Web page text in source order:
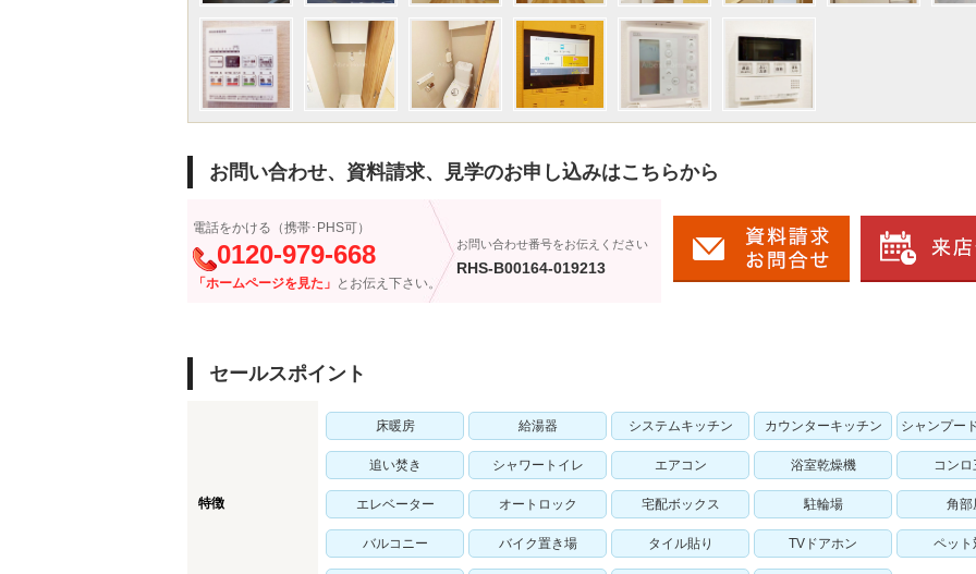
お問い合わせ、資料請求、見学のお申し込みはこちらから
電話をかける（携帯･PHS可）
0120-979-668
「ホームページを見た」 とお伝え下さい。
お問い合わせ番号をお伝えください
RHS-B00164-019213
セールスポイント
特徴
床暖房 給湯器 システムキッチン カウンターキッチン シャンプー
追い焚き シャワートイレ エアコン 浴室乾燥機 コンロ
エレベーター オートロック 宅配ボックス 駐輪場 角部
バルコニー バイク置き場 タイル貼り TVドアホン ペット